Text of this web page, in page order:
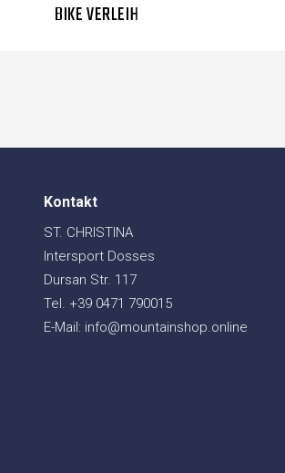
BIKE VERLEIH
Kontakt
ST. CHRISTINA
Intersport Dosses
Dursan Str. 117
Tel. +39 0471 790015
E-Mail: info@mountainshop.online